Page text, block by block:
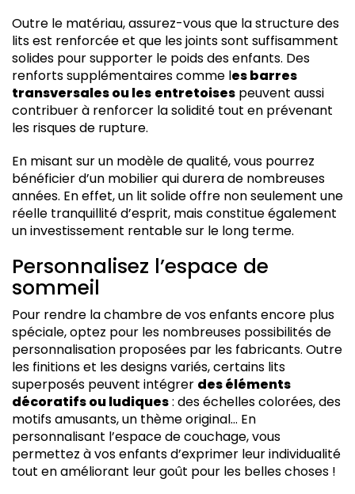
Outre le matériau, assurez-vous que la structure des
lits est renforcée et que les joints sont suffisamment
solides pour supporter le poids des enfants. Des
renforts supplémentaires comme les barres
transversales ou les entretoises peuvent aussi
contribuer à renforcer la solidité tout en prévenant
les risques de rupture.
En misant sur un modèle de qualité, vous pourrez
bénéficier d’un mobilier qui durera de nombreuses
années. En effet, un lit solide offre non seulement une
réelle tranquillité d’esprit, mais constitue également
un investissement rentable sur le long terme.
Personnalisez l’espace de
sommeil
Pour rendre la chambre de vos enfants encore plus
spéciale, optez pour les nombreuses possibilités de
personnalisation proposées par les fabricants. Outre
les finitions et les designs variés, certains lits
superposés peuvent intégrer des éléments
décoratifs ou ludiques: des échelles colorées, des
motifs amusants, un thème original… En
personnalisant l’espace de couchage, vous
permettez à vos enfants d’exprimer leur individualité
tout en améliorant leur goût pour les belles choses !